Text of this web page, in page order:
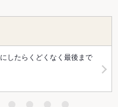
したらくどくなく最後まで